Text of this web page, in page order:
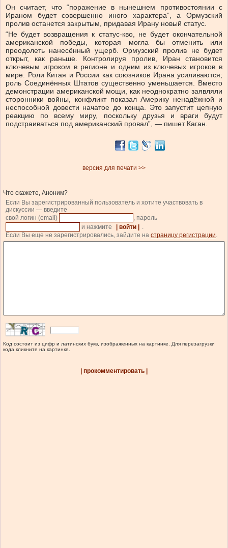
Он считает, что “поражение в нынешнем противостоянии с
Ираном будет совершенно иного характера”, а Ормузский
пролив останется закрытым, придавая Ирану новый статус.
“Не будет возвращения к статус-кво, не будет окончательной
американской победы, которая могла бы отменить или
преодолеть нанесённый ущерб. Ормузский пролив не будет
открыт, как раньше. Контролируя пролив, Иран становится
ключевым игроком в регионе и одним из ключевых игроков в
мире. Роли Китая и России как союзников Ирана усиливаются;
роль Соединённых Штатов существенно уменьшается. Вместо
демонстрации американской мощи, как неоднократно заявляли
сторонники войны, конфликт показал Америку ненадёжной и
неспособной довести начатое до конца. Это запустит цепную
реакцию по всему миру, поскольку друзья и враги будут
подстраиваться под американский провал”, — пишет Каган.
версия для печати >>
Что скажете, Аноним?
Если Вы зарегистрированный пользователь и хотите участвовать в
дискуссии — введите
свой логин (email)
, пароль
и нажмите
| войти |
.
Если Вы еще не зарегистрировались, зайдите на страницу регистрации.
Код состоит из цифр и латинских букв, изображенных на картинке. Для перезагрузки
кода кликните на картинке.
| прокомментировать |